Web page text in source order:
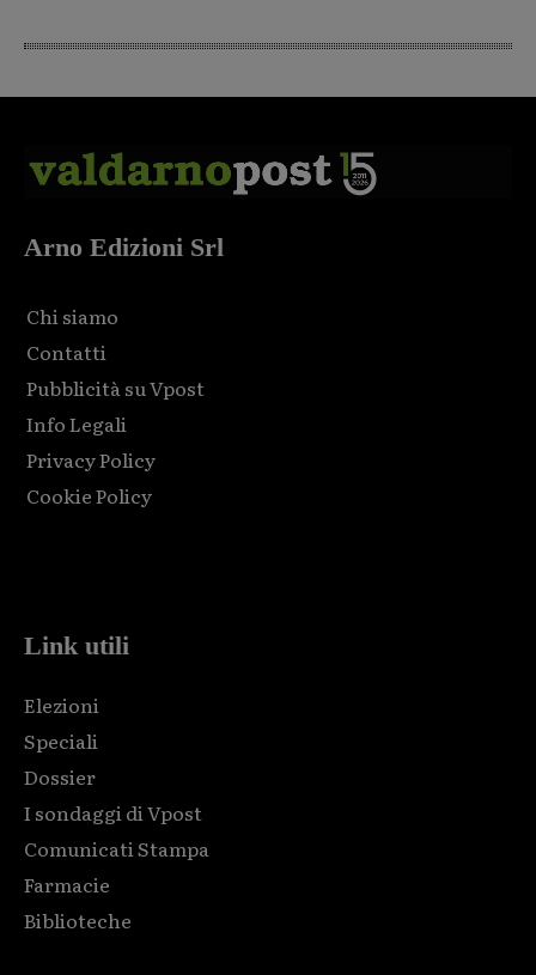
Arno Edizioni Srl
Chi siamo
Contatti
Pubblicità su Vpost
Info Legali
Privacy Policy
Cookie Policy
Link utili
Elezioni
Speciali
Dossier
I sondaggi di Vpost
Comunicati Stampa
Farmacie
Biblioteche